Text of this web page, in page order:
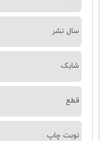
سال نشر
شابک
قطع
نوبت چاپ